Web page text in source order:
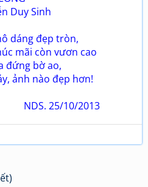
Duy Sinh
dáng đẹp tròn,
mãi còn vươn cao
đứng bờ ao,
ảnh nào đẹp hơn!
10/2013